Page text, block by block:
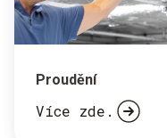
Proudění
Více zde.